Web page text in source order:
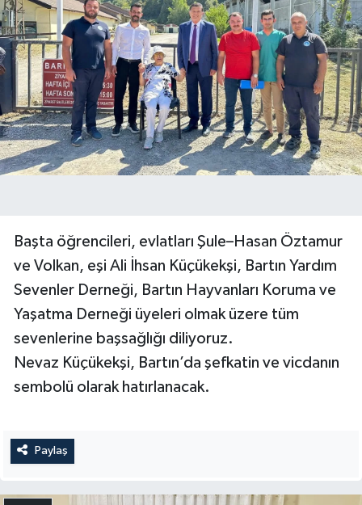
Başta öğrencileri, evlatları Şule–Hasan Öztamur
ve Volkan, eşi Ali İhsan Küçükekşi, Bartın Yardım
Sevenler Derneği, Bartın Hayvanları Koruma ve
Yaşatma Derneği üyeleri olmak üzere tüm
sevenlerine başsağlığı diliyoruz.
Nevaz Küçükekşi, Bartın’da şefkatin ve vicdanın
sembolü olarak hatırlanacak.
Paylaş